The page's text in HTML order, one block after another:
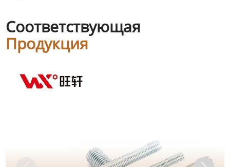
Соответствующая
Продукция